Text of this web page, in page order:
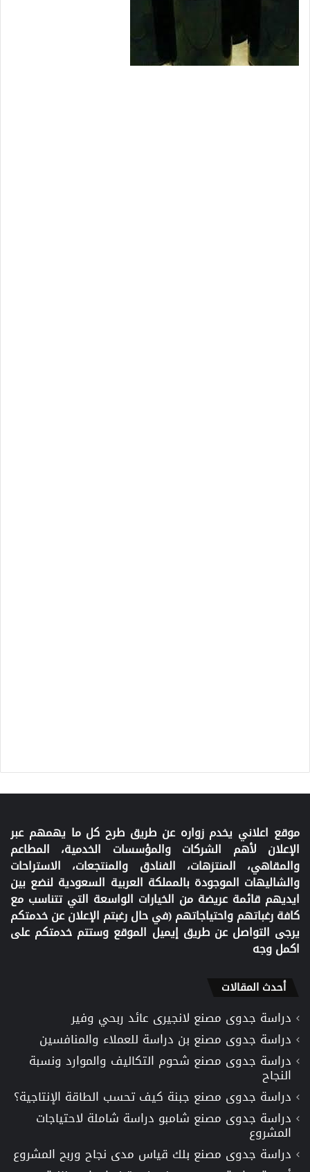
موقع اعلاني يخدم زواره عن طريق طرح كل ما يهمهم عبر
الإعلان لأهم الشركات والمؤسسات الخدمية، المطاعم
والمقاهي، المنتزهات، الفنادق والمنتجعات، الاستراحات
والشاليهات الموجودة بالمملكة العربية السعودية لنضع بين
ايديهم قائمة عريضة من الخيارات الواسعة التي تتناسب مع
كافة رغباتهم واحتياجاتهم (في حال رغبتم الإعلان عن خدمتكم
يرجى التواصل عن طريق إيميل الموقع وستتم خدمتكم على
اكمل وجه
أحدث المقالات
دراسة جدوى مصنع لانجيرى عائد ربحي وفير
دراسة جدوى مصنع بن دراسة للعملاء والمنافسين
دراسة جدوى مصنع شحوم التكاليف والموارد ونسبة
النجاح
دراسة جدوى مصنع جبنة كيف تحسب الطاقة الإنتاجية؟
دراسة جدوى مصنع شامبو دراسة شاملة لاحتياجات
المشروع
دراسة جدوى مصنع بلك قياس مدى نجاح وربح المشروع